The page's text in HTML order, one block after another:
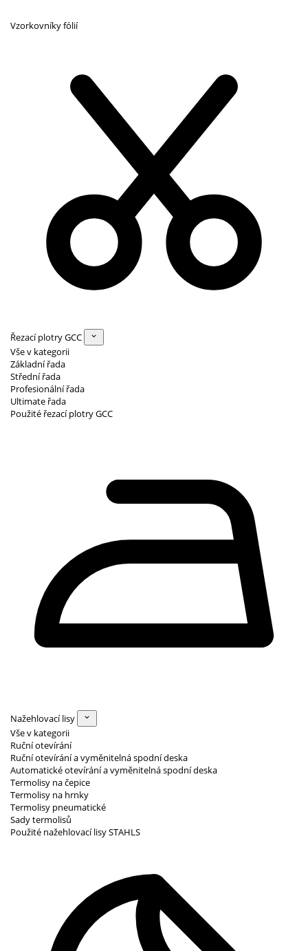
Vzorkovníky fólií
Řezací plotry GCC
Vše v kategorii
Základní řada
Střední řada
Profesionální řada
Ultimate řada
Použité řezací plotry GCC
Nažehlovací lisy
Vše v kategorii
Ruční otevírání
Ruční otevírání a vyměnitelná spodní deska
Automatické otevírání a vyměnitelná spodní deska
Termolisy na čepice
Termolisy na hrnky
Termolisy pneumatické
Sady termolisů
Použité nažehlovací lisy STAHLS